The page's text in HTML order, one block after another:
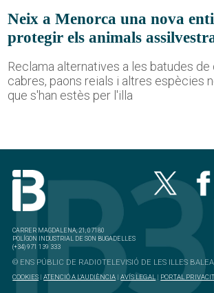
Neix a Menorca una nova
protegir els animals
Reclama alternatives a les batudes de
cabres, paons reials i altres espècies
que s'han estès per l'illa
CARRER MAGDALENA, 21, 07180
POLÍGON INDUSTRIAL DE SON BUGADELLES
(+34) 971 139 333
© ENS PÚBLIC DE RADIOTELEVISIÓ DE LES ILLES
COOKIES |ATENCIÓ A L'AUDIÈNCIA |AVÍS LEGAL PORTAL